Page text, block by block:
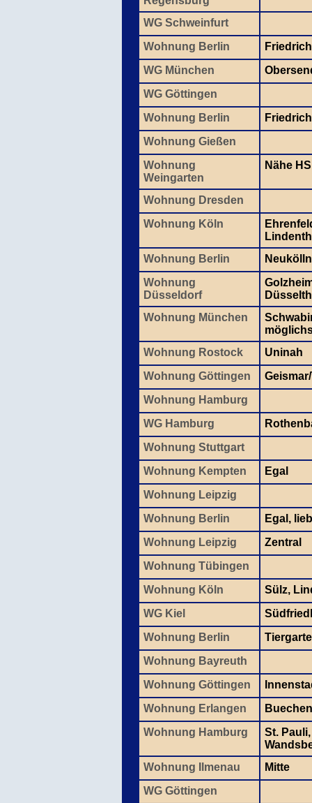
WG Schweinfurt
Wohnung Berlin
WG München
WG Göttingen
Wohnung Berlin
Wohnung Gießen
Wohnung
Weingarten
Nähe HS
Wohnung Dresden
Wohnung Köln
Wohnung Berlin
Neukölln
Wohnung
Düsseldorf
Wohnung München
Wohnung Rostock
Uninah
Wohnung Göttingen
Wohnung Hamburg
WG Hamburg
Wohnung Stuttgart
Wohnung Kempten
Egal
Wohnung Leipzig
Wohnung Berlin
Egal,
Wohnung Leipzig
Zentral
Wohnung Tübingen
Wohnung Köln
Sülz,
WG Kiel
Wohnung Berlin
Wohnung Bayreuth
Wohnung Göttingen
Wohnung Erlangen
Wohnung Hamburg
St.
Wohnung Ilmenau
Mitte
WG Göttingen